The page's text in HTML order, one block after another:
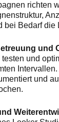
richten
bei Bedarf die
und
und
und